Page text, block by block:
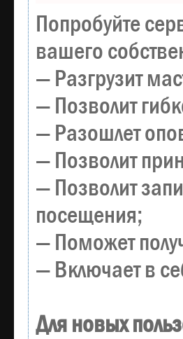
Попробуйте
вашего
— Разгрузит
— Позволит
— Разошлет
— Позволит
— Позволит
посещения;
— Поможет
— Включает в
Для новых